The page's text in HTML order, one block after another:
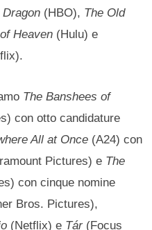
(HBO), The Old
Heaven (Hulu) e
The Banshees of
con otto candidature
All at Once (A24) con
Pictures) e The
con cinque nomine
Bros. Pictures),
(Netflix) e Tár (Focus